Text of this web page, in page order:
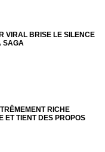
VIRAL BRISE LE SILENCE
SAGA
RICHE
ET TIENT DES PROPOS